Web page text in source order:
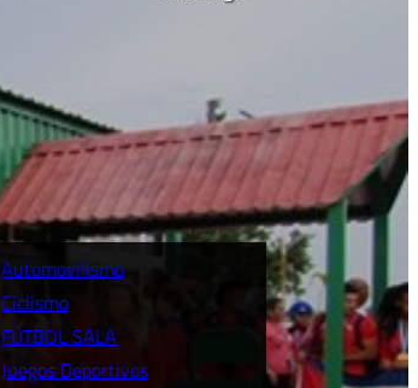
Automovilismo
Ciclismo
FUTBOL SALA
Juegos Deportivos